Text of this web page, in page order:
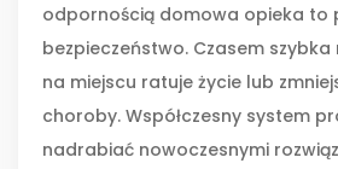
odpornością domowa opieka to
bezpieczeństwo. Czasem
na miejscu ratuje życie lub
choroby. Współczesny system
nadrabiać nowoczesnymi